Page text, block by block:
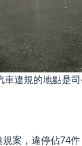
車違規的地點是
案，違停佔74